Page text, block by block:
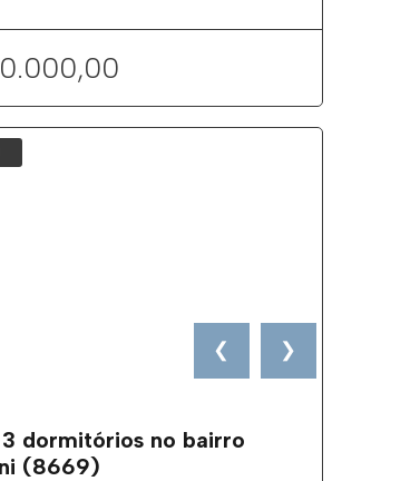
❮ ❯
dormitórios no bairro
(8669)